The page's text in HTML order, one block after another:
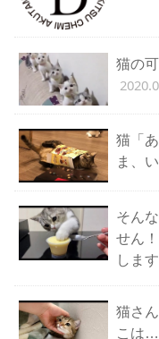
猫の
猫「
ま、
そん
せん
しま
猫さ
こは…